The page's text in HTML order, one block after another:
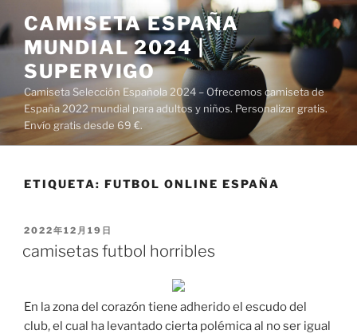
al
contenido
CAMISETA ESPAÑA
MUNDIAL 2024 |
SUPERVIGO
Camiseta Selección Española 2024 – Ofrecemos camiseta de
España 2022 mundial para adultos y niños. Personalizar gratis.
Envío gratis desde 69 €.
ETIQUETA: FUTBOL ONLINE ESPAÑA
PUBLICADO
2022年12月19日
camisetas futbol horribles
En la zona del corazón tiene adherido el escudo del
club, el cual ha levantado cierta polémica al no ser igual